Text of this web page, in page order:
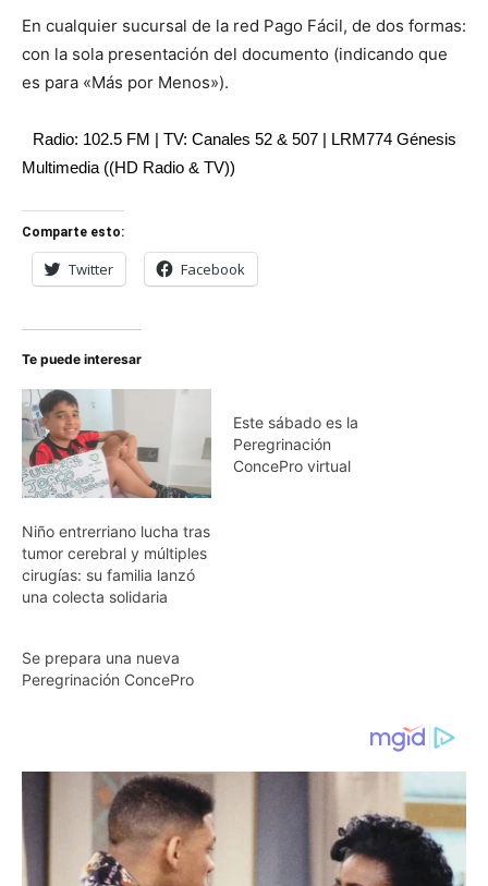
En cualquier sucursal de la red Pago Fácil, de dos formas:
con la sola presentación del documento (indicando que
es para «Más por Menos»).
Radio: 102.5 FM | TV: Canales 52 & 507 | LRM774 Génesis
Multimedia ((HD Radio & TV))
Comparte esto:
Twitter Facebook
Te puede interesar
Niño entrerriano lucha tras
tumor cerebral y múltiples
cirugías: su familia lanzó
una colecta solidaria
Este sábado es la
Peregrinación
ConcePro virtual
Se prepara una nueva
Peregrinación ConcePro